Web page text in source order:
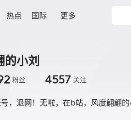
热点 国际 更多
的小刘
粉丝 4557 关注
，退网！无啦，在b站，风度翩翩